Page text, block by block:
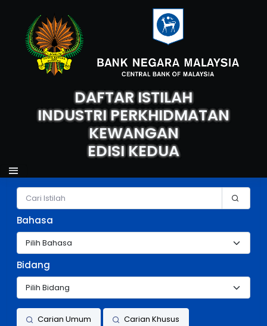
DAFTAR ISTILAH
INDUSTRI PERKHIDMATAN
KEWANGAN
EDISI KEDUA
Bahasa
Bidang
Carian Umum Carian Khusus